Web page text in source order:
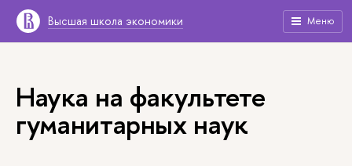
Высшая школа экономики Меню
Наука на факультете
гуманитарных наук